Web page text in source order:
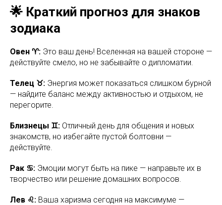
🌟 Краткий прогноз для знаков
зодиака
Овен ♈: Это ваш день! Вселенная на вашей стороне —
действуйте смело, но не забывайте о дипломатии.
Телец ♉: Энергия может показаться слишком бурной
— найдите баланс между активностью и отдыхом, не
перегорите.
Близнецы ♊: Отличный день для общения и новых
знакомств, но избегайте пустой болтовни —
действуйте.
Рак ♋: Эмоции могут быть на пике — направьте их в
творчество или решение домашних вопросов.
Лев ♌: Ваша харизма сегодня на максимуме —